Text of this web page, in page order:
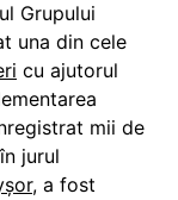
Grupului
una din cele
cu ajutorul
mii de
jurul
, a fost